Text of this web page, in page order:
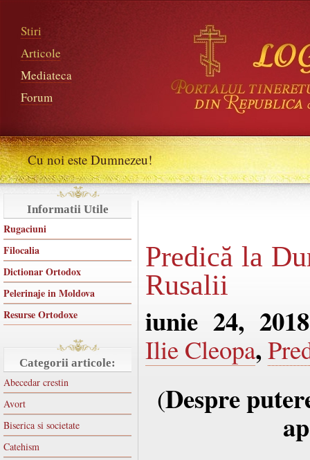
Stiri
Articole
Mediateca
Forum
Cu noi este Dumnezeu!
Informatii Utile
Rugaciuni
Filocalia
Dictionar Ortodox
Pelerinaje in Moldova
Resurse Ortodoxe
Categorii articole:
Abecedar crestin
Avort
Biserica si societate
Catehism
Predică la
Rusalii
iunie 24, 2018
Ilie Cleopa,
(Despre